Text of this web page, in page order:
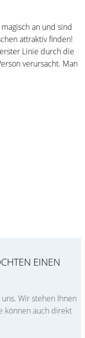
an und sind
attraktiv finden!
Linie durch die
verursacht. Man
EINEN
Wir stehen Ihnen
können auch direkt